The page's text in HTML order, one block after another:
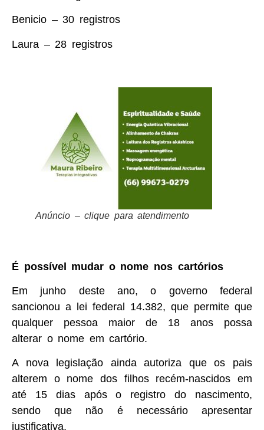
Benicio – 30 registros
Laura – 28 registros
Anúncio – clique para atendimento
É possível mudar o nome nos cartórios
Em junho deste ano, o governo federal
sancionou a lei federal 14.382, que permite que
qualquer pessoa maior de 18 anos possa
alterar o nome em cartório.
A nova legislação ainda autoriza que os pais
alterem o nome dos filhos recém-nascidos em
até 15 dias após o registro do nascimento,
sendo que não é necessário apresentar
justificativa.